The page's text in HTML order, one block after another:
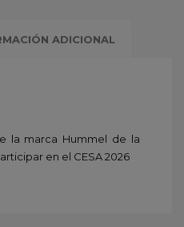
ADICIONAL
la marca Hummel de la
en el CESA 2026